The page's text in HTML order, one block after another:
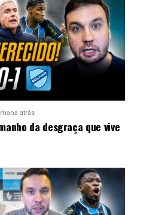
atrás
da desgraça que vive